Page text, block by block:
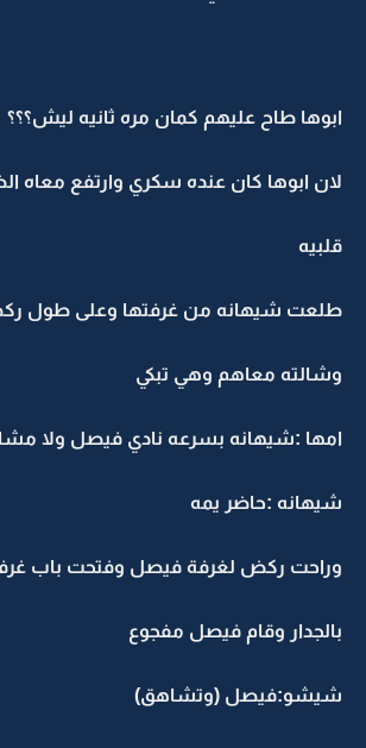
ابوها طاح عليهم كمان مره ثانيه ليش؟؟؟
لان ابوها كان عنده سكري وارتفع معاه
قلبيه
طلعت شيهانه من غرفتها وعلى طول
وشالته معاهم وهي تبكي
امها :شيهانه بسرعه نادي فيصل ولا
شيهانه :حاضر يمه
وراحت ركض لغرفة فيصل وفتحت باب
بالجدار وقام فيصل مفجوع
شيشو:فيصل (وتشاهق)